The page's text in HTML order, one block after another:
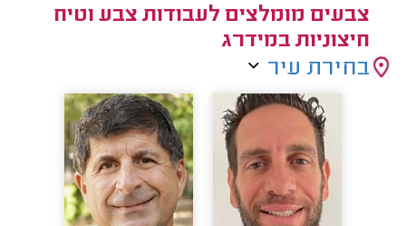
צבעים מומלצים לעבודות צבע וטיח
חיצוניות במידרג
בחירת עיר